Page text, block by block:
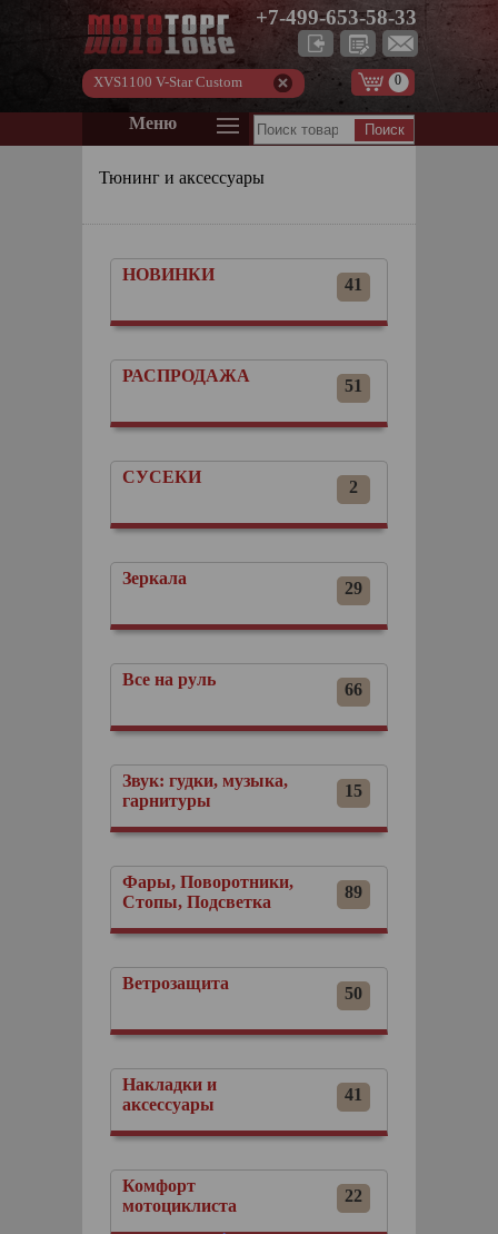
+7-499-653-58-33
XVS1100 V-Star Custom 0
Меню
Тюнинг и аксессуары
НОВИНКИ
41
РАСПРОДАЖА
51
СУСЕКИ
2
Зеркала
29
Все на руль
66
Звук: гудки, музыка,
гарнитуры
15
Фары, Поворотники,
Стопы, Подсветка
89
Ветрозащита
50
Накладки и
аксессуары
41
Комфорт
мотоциклиста
22